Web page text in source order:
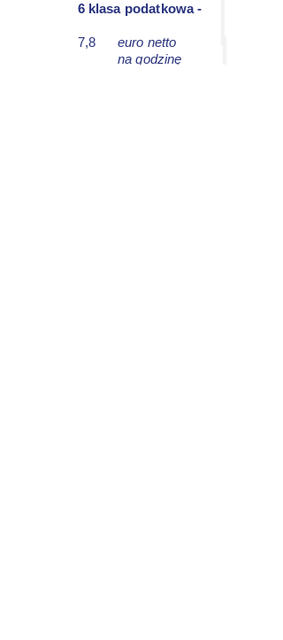
6 klasa podatkowa -
7,8
euro netto
na godzinę